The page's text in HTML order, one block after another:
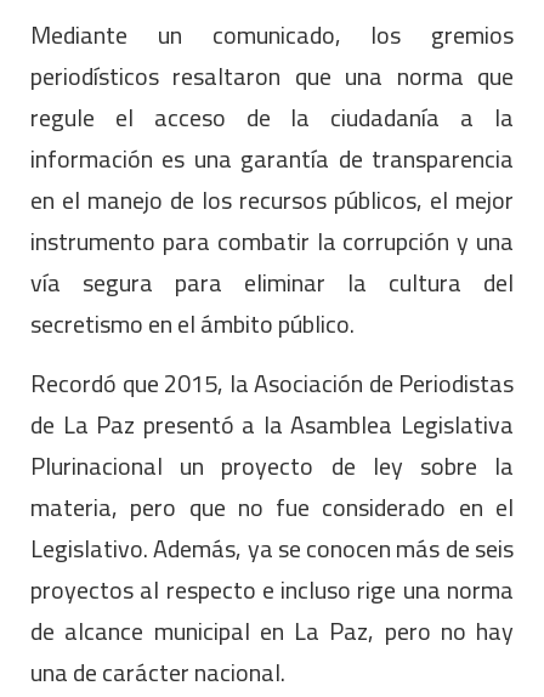
Mediante un comunicado, los gremios
periodísticos resaltaron que una norma que
regule el acceso de la ciudadanía a la
información es una garantía de transparencia
en el manejo de los recursos públicos, el mejor
instrumento para combatir la corrupción y una
vía segura para eliminar la cultura del
secretismo en el ámbito público.
Recordó que 2015, la Asociación de Periodistas
de La Paz presentó a la Asamblea Legislativa
Plurinacional un proyecto de ley sobre la
materia, pero que no fue considerado en el
Legislativo. Además, ya se conocen más de seis
proyectos al respecto e incluso rige una norma
de alcance municipal en La Paz, pero no hay
una de carácter nacional.